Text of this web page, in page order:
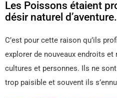
Les Poissons étaient
désir naturel d’aventure.
C’est pour cette raison qu’ils
explorer de nouveaux endroits et
cultures et personnes. Ils ne
trop paisible et souvent ils